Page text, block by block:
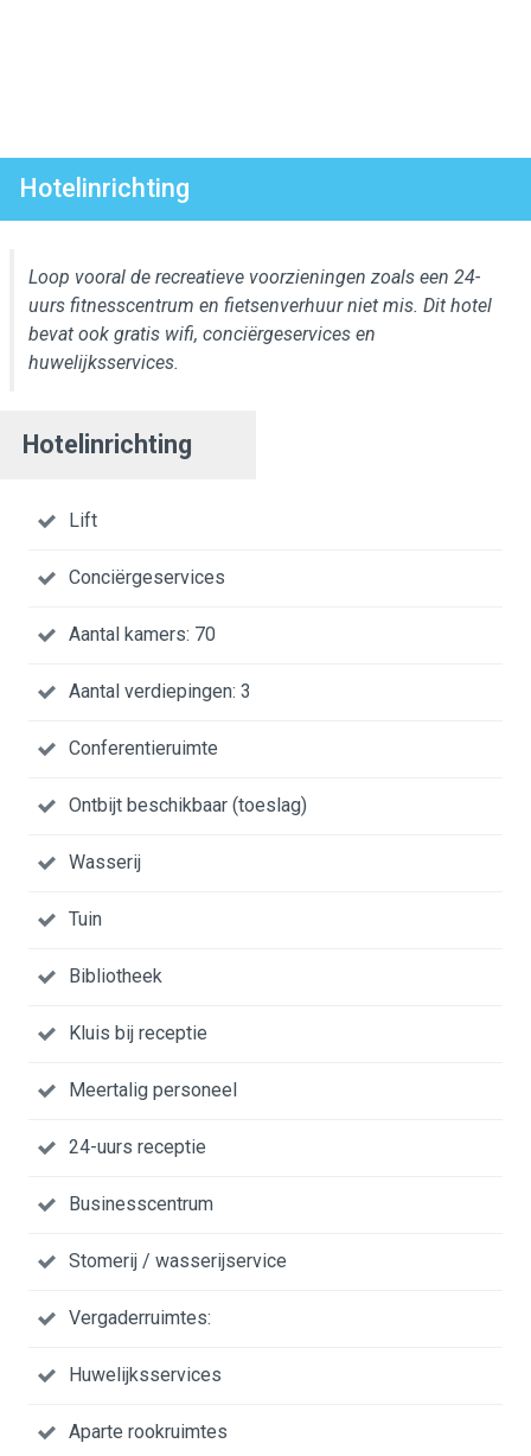
Hotelinrichting
Loop vooral de recreatieve voorzieningen zoals een 24-
uurs fitnesscentrum en fietsenverhuur niet mis. Dit hotel
bevat ook gratis wifi, conciërgeservices en
huwelijksservices.
Hotelinrichting
Lift
Conciërgeservices
Aantal kamers: 70
Aantal verdiepingen: 3
Conferentieruimte
Ontbijt beschikbaar (toeslag)
Wasserij
Tuin
Bibliotheek
Kluis bij receptie
Meertalig personeel
24-uurs receptie
Businesscentrum
Stomerij / wasserijservice
Vergaderruimtes:
Huwelijksservices
Aparte rookruimtes